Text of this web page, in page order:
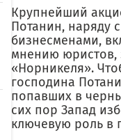
Крупнейший
Потанин, наряду
бизнесменами,
мнению юристов,
«Норникеля».
господина
попавших в
сих пор Запад
ключевую роль в